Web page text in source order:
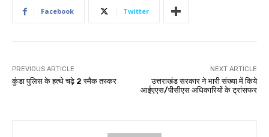
Facebook Twitter
PREVIOUS ARTICLE
कुंडा पुलिस के हत्थे चढ़े 2 स्मैक तस्कर
NEXT ARTICLE
उत्तराखंड सरकार ने भारी संख्या में किये
आईएएस/पीसीएस अधिकारियों के ट्रांसफर